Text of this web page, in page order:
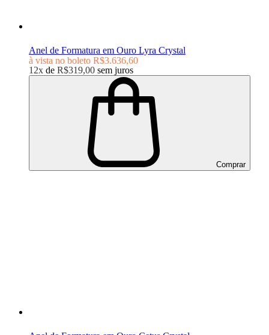
Anel de Formatura em Ouro Lyra Crystal
à vista no boleto R$3.636,60
12x de R$319,00 sem juros
Comprar